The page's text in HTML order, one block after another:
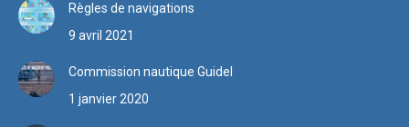
Règles de navigations
9 avril 2021
Commission nautique Guidel
1 janvier 2020